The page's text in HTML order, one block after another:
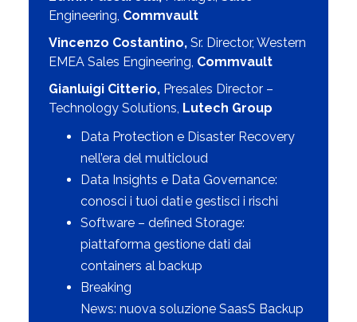
Engineering, Commvault
Vincenzo Costantino, Sr. Director, Western
EMEA Sales Engineering, Commvault
Gianluigi Citterio, Presales Director –
Technology Solutions, Lutech Group
Data Protection e Disaster Recovery
nell’era del multicloud
Data Insights e Data Governance:
conosci i tuoi dati e gestisci i rischi
Software – defined Storage:
piattaforma gestione dati dai
containers al backup
Breaking
News: nuova soluzione SaasS Backup